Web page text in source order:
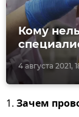
4 августа 2021,
Кому
1. Зачем